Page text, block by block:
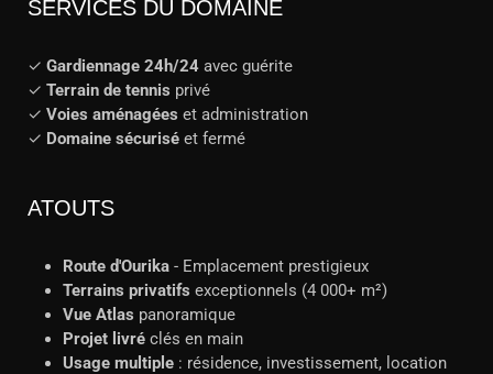
SERVICES DU DOMAINE
✓ Gardiennage 24h/24 avec guérite
✓ Terrain de tennis privé
✓ Voies aménagées et administration
✓ Domaine sécurisé et fermé
ATOUTS
Route d'Ourika - Emplacement prestigieux
Terrains privatifs exceptionnels (4 000+ m²)
Vue Atlas panoramique
Projet livré clés en main
Usage multiple : résidence, investissement, location